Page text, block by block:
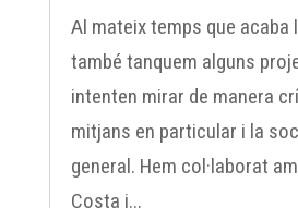
Al mateix temps que acaba
també tanquem alguns
intenten mirar de manera
mitjans en particular i la
general. Hem col·laborat
Costa i...